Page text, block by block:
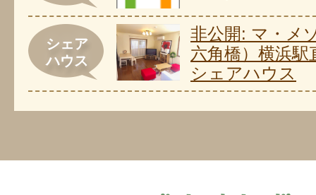
シェア
ハウス
非公開: マ・メ
六角橋）横浜駅
シェアハウス